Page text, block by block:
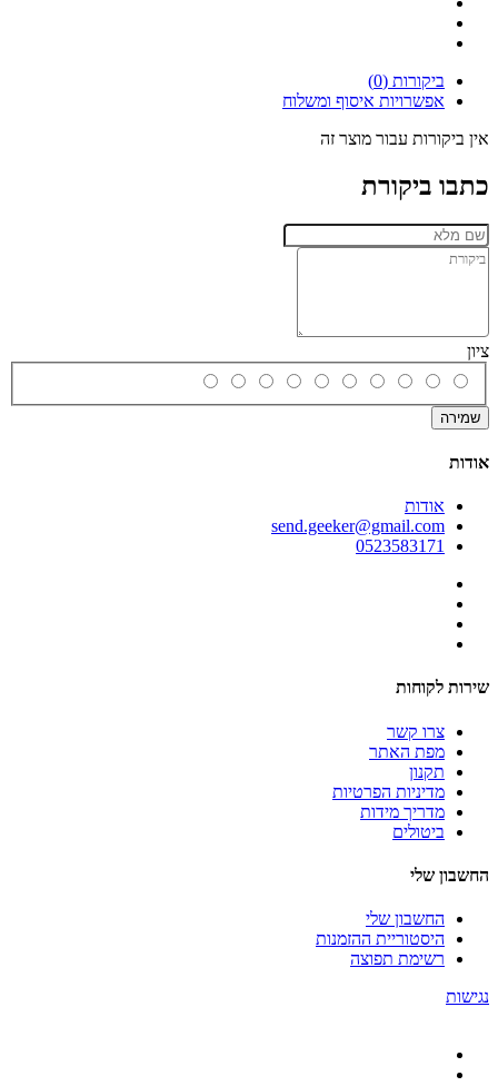
ביקורות (0)
אפשרויות איסוף ומשלוח
אין ביקורות עבור מוצר זה
כתבו ביקורת
ציון
שמירה
אודות
אודות
send.geeker@gmail.com
0523583171
שירות לקוחות
צרו קשר
מפת האתר
תקנון
מדיניות הפרטיות
מדריך מידות
ביטולים
החשבון שלי
החשבון שלי
היסטוריית ההזמנות
רשימת תפוצה
נגישות